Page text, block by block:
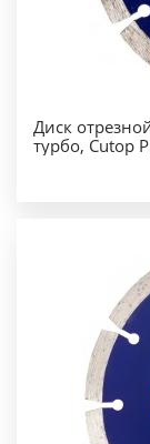
Диск
турбо, Cutop